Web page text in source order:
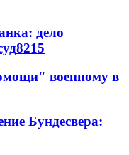
дело
8215
военному в
Бундесвера: